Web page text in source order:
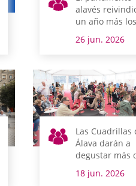
alavés
un año más los
derechos de las
personas LGTBI
26 jun. 2026
Las Cuadrillas
Álava darán a
degustar más
20 productos
alaveses de la
18 jun. 2026